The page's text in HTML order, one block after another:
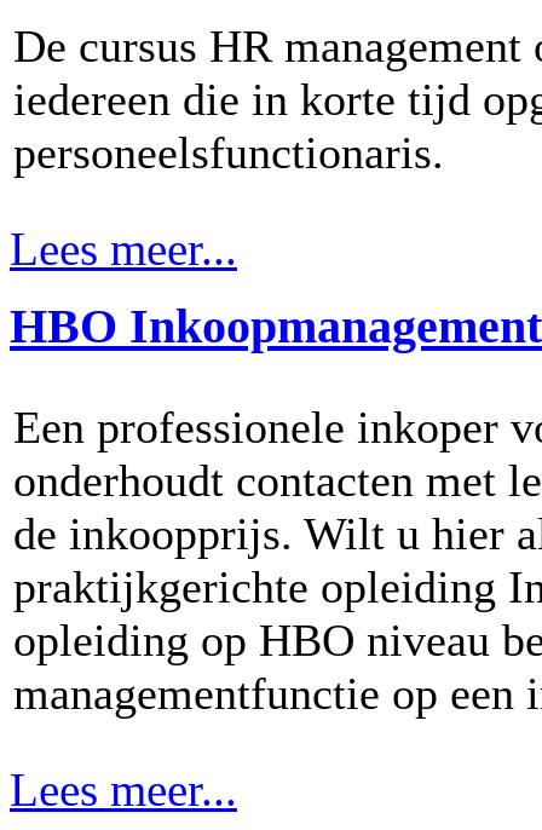
De cursus HR
iedereen die in korte tijd
personeelsfunctionaris.
Lees meer...
HBO Inkoopmanagement
Een professionele inkoper
onderhoudt contacten met
de inkoopprijs. Wilt u hier
praktijkgerichte opleiding
opleiding op HBO niveau
managementfunctie op een
Lees meer...